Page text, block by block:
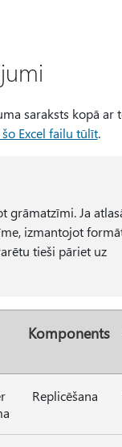
saraksts kopā ar
Excel failu tūlīt.
grāmatzīmi. Ja
izmantojot
tieši pāriet uz
Komponents
Replicēšana